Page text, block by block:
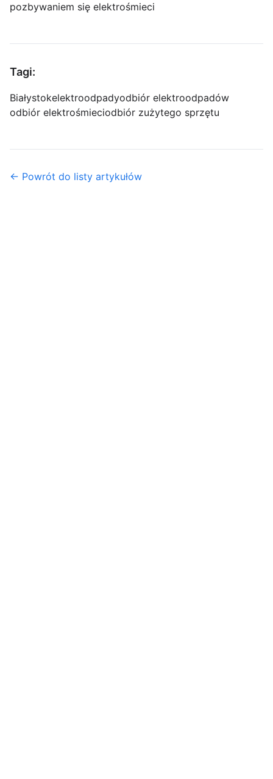
pozbywaniem się elektrośmieci
Tagi:
Białystokelektroodpadyodbiór elektroodpadów
odbiór elektrośmieciodbiór zużytego sprzętu
← Powrót do listy artykułów